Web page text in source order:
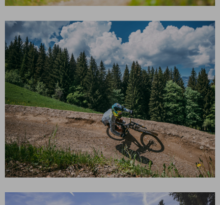
PISTE BLEUE – TWISTY